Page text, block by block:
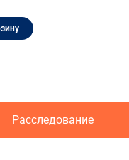
Расследование